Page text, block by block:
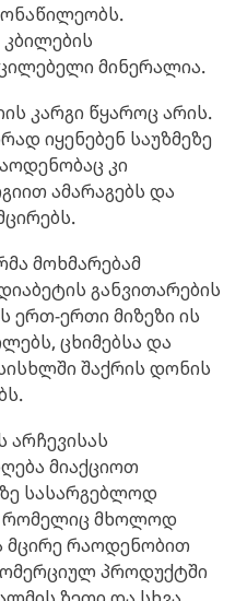
მინერალია.
კარგი წყაროც არის.
იყენებენ საუზმეზე
კი
ამარაგებს და
მოხმარებამ
განვითარების
ერთ-ერთი მიზეზი ის
ცხიმებსა და
შაქრის დონის
არჩევისას
მიაქციოთ
სასარგებლოდ
რომელიც მხოლოდ
მცირე რაოდენობით
პროდუქტში